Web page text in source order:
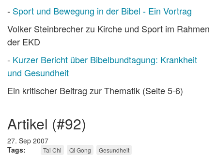
- Sport und Bewegung in der Bibel - Ein Vortrag
Volker Steinbrecher zu Kirche und Sport im Rahmen
der EKD
- Kurzer Bericht über Bibelbundtagung: Krankheit
und Gesundheit
Ein kritischer Beitrag zur Thematik (Seite 5-6)
artikel (#92)
27. Sep 2007
Tags
Tai Chi Qi Gong Gesundheit